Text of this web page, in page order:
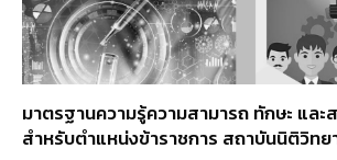
มาตรฐานความรู้ความสามารถ ทักษะ และ
สำหรับตำแหน่งข้าราชการ สถาบันนิติวิท